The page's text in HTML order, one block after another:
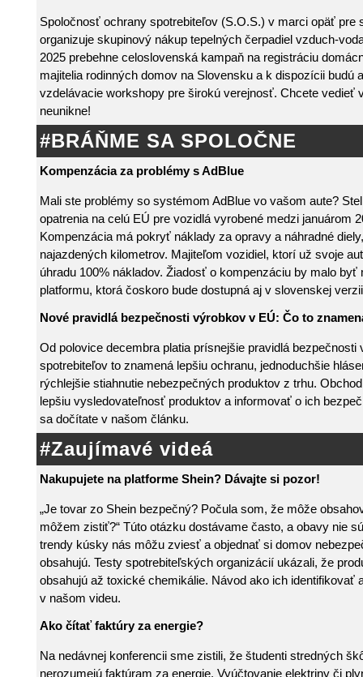
Spoločnosť ochrany spotrebiteľov (S.O.S.) v marci opäť pre
organizuje skupinový nákup tepelných čerpadiel vzduch-
2025 prebehne celoslovenská kampaň na registráciu
majitelia rodinných domov na Slovensku a k dispozícii budú
vzdelávacie workshopy pre širokú verejnosť. Chcete vedieť
neunikne!
#BRÁŇME SA SPOLOČNE
Kompenzácia za problémy s AdBlue
Mali ste problémy so systémom AdBlue vo vašom aute?
opatrenia na celú EÚ pre vozidlá vyrobené medzi januárom
Kompenzácia má pokryť náklady za opravy a náhradné
najazdených kilometrov. Majiteľom vozidiel, ktorí už svoje
úhradu 100% nákladov. Žiadosť o kompenzáciu by malo byť
platformu, ktorá čoskoro bude dostupná aj v slovenskej
Nové pravidlá bezpečnosti výrobkov v EÚ: Čo to
Od polovice decembra platia prísnejšie pravidlá bezpečnosti
spotrebiteľov to znamená lepšiu ochranu, jednoduchšie
rýchlejšie stiahnutie nebezpečných produktov z trhu.
lepšiu vysledovateľnosť produktov a informovať o ich
sa dočítate v našom článku.
#Zaujímavé videá
Nakupujete na platforme Shein? Dávajte si pozor!
„Je tovar zo Shein bezpečný? Počula som, že môže
môžem zistiť?“ Túto otázku dostávame často, a obavy nie
trendy kúsky nás môžu zviesť a objednať si domov
obsahujú. Testy spotrebiteľských organizácií ukázali, že
obsahujú až toxické chemikálie. Návod ako ich identifikovať
v našom videu.
Ako čítať faktúry za energie?
Na nedávnej konferencii sme zistili, že študenti stredných
nerozumejú faktúram za energie. Vyúčtovanie elektriny či